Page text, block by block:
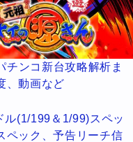
ンコ新台攻略解析ま
、動画など
ル(1/199＆1/99)スペッ
ペック、予告リーチ信